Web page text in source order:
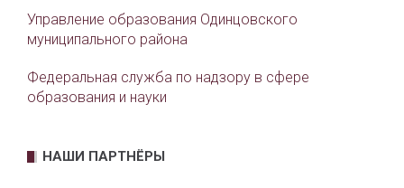
Управление образования Одинцовского
муниципального района
Федеральная служба по надзору в сфере
образования и науки
НАШИ ПАРТНЁРЫ